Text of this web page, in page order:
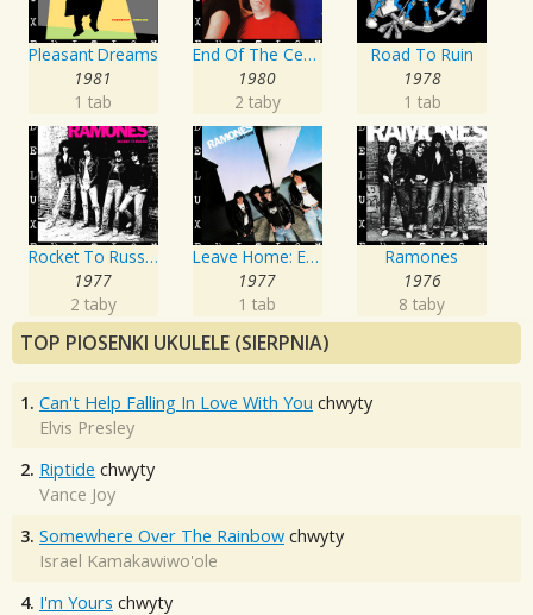
Pleasant Dreams
1981
1 tab
End Of The Century
1980
2 taby
Road To Ruin
1978
1 tab
Rocket To Russia: Expanded And Remastered
1977
2 taby
Leave Home: Expanded And Remastered
1977
1 tab
Ramones
1976
8 taby
TOP PIOSENKI UKULELE (SIERPNIA)
1. Can't Help Falling In Love With You chwyty
Elvis Presley
2. Riptide chwyty
Vance Joy
3. Somewhere Over The Rainbow chwyty
Israel Kamakawiwo'ole
4. I'm Yours chwyty